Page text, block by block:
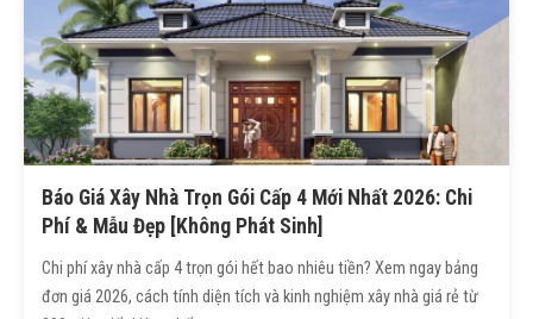
Báo Giá Xây Nhà Trọn Gói Cấp 4 Mới Nhất 2026: Chi
Phí & Mẫu Đẹp [Không Phát Sinh]
Chi phí xây nhà cấp 4 trọn gói hết bao nhiêu tiền? Xem ngay bảng
đơn giá 2026, cách tính diện tích và kinh nghiệm xây nhà giá rẻ từ